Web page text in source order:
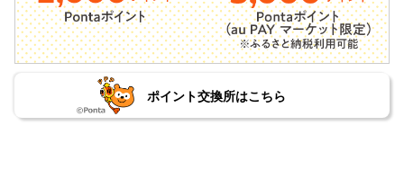
ポイント交換所はこちら